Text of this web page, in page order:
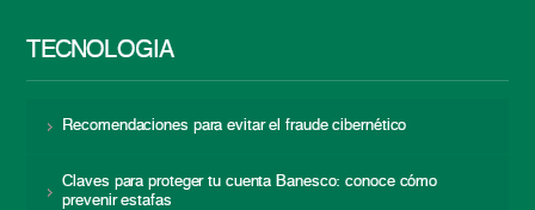
TECNOLOGÍA
Recomendaciones para evitar el fraude cibernético
Claves para proteger tu cuenta Banesco: conoce cómo
prevenir estafas